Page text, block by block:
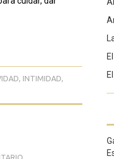
INTIMIDAD